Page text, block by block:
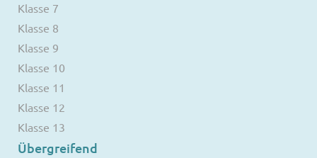
Klasse 7
Klasse 8
Klasse 9
Klasse 10
Klasse 11
Klasse 12
Klasse 13
Übergreifend